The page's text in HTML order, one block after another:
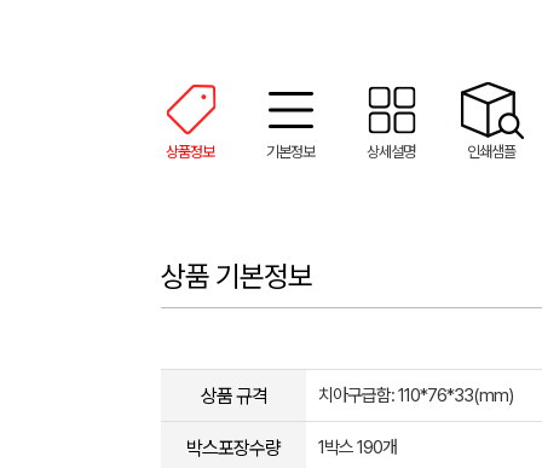
상품정보 기본정보 상세설명 인쇄샘플
상품 기본정보
상품 규격 치아구급함: 110*76*33(mm)
박스포장수량 1박스 190개